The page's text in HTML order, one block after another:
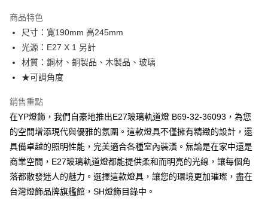
街口支付
悠遊付
Google Pay
全盈+PAY
AFTEE先享後付
相關說明
【關於「AFTEE先享後付」】
AFTEE先享後付是「在收到商品之後才付款」的支付方式。 讓您購物簡單
便利好安心！
１．簡單：不需註冊會員、不需綁卡、不需儲值。
２．便利：只要手機號碼，簡訊認證，即可結帳。
商品特色
尺寸：寬190mm 高245mm
光源：E27 X 1 另計
材質：鋼材、銅製品、木製品、玻璃
★可調角度
銷售重點
在YP燈飾，我們自豪地推出E27玻璃軌道燈 B69-32-36093，為您
的空間增添現代與優雅的氛圍。這款燈具不僅擁有精緻的設計，還
具備卓越的照明性能，完美適合各種室內裝潢。無論是在家中還是
商業空間，E27玻璃軌道燈都能提供柔和而明亮的光線，讓每個角
落都散發迷人的魅力。選擇這款燈具，讓您的環境更加璀璨，盡在
台灣燈飾品牌旗艦館，SH燈飾目錄中。